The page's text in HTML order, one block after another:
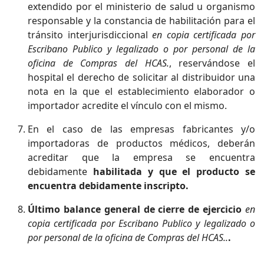
extendido por el ministerio de salud u organismo
responsable y la constancia de habilitación para el
tránsito interjurisdiccional en copia certificada por
Escribano Publico y legalizado o por personal de la
oficina de Compras del HCAS., reservándose el
hospital el derecho de solicitar al distribuidor una
nota en la que el establecimiento elaborador o
importador acredite el vínculo con el mismo.
En el caso de las empresas fabricantes y/o
importadoras de productos médicos, deberán
acreditar que la empresa se encuentra
debidamente habilitada y que el producto se
encuentra debidamente inscripto.
Último balance general de cierre de ejercicio en
copia certificada por Escribano Publico y legalizado o
por personal de la oficina de Compras del HCAS...